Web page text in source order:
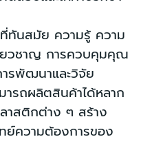
ทันสมัย ความรู้ ความ
วชาญ การควบคุมคุณ
รพัฒนาและวิจัย
มารถผลิตสินค้าได้หลาก
าสติกต่าง ๆ สร้าง
ย์ความต้องการของ